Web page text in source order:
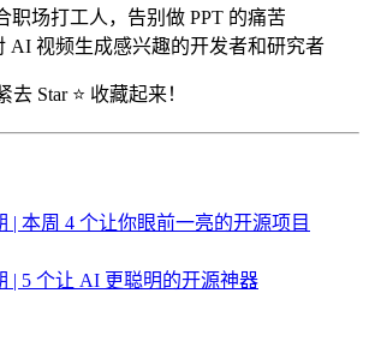
职场打工人，告别做 PPT 的痛苦
AI 视频生成感兴趣的开发者和研究者
Star ⭐ 收藏起来！
| 本周 4 个让你眼前一亮的开源项目
| 5 个让 AI 更聪明的开源神器